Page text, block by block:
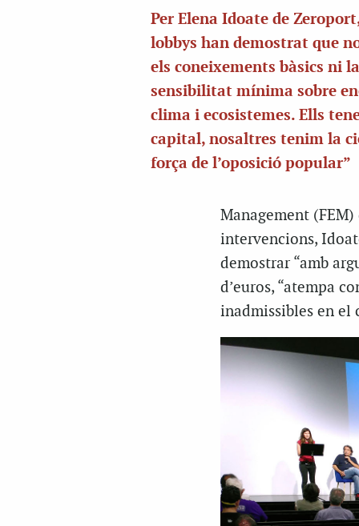
Per Elena Idoate de
lobbys han demostrat que
els coneixements bàsics ni la
sensibilitat mínima sobre
clima i ecosistemes. Ells
capital, nosaltres tenim la
força de l’oposició popular”
Management
intervencions,
demostrar “amb
d’euros, “atempa
inadmissibles en